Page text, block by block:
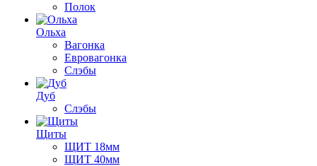
Полок
Ольха
Вагонка
Евровагонка
Слэбы
Дуб
Слэбы
Щиты
ЩИТ 18мм
ЩИТ 40мм